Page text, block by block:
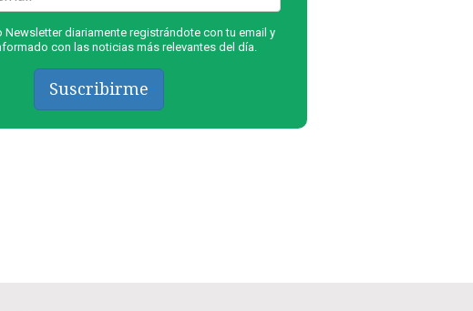
Newsletter diariamente registrándote con tu email y
con las noticias más relevantes del día.
Suscribirme